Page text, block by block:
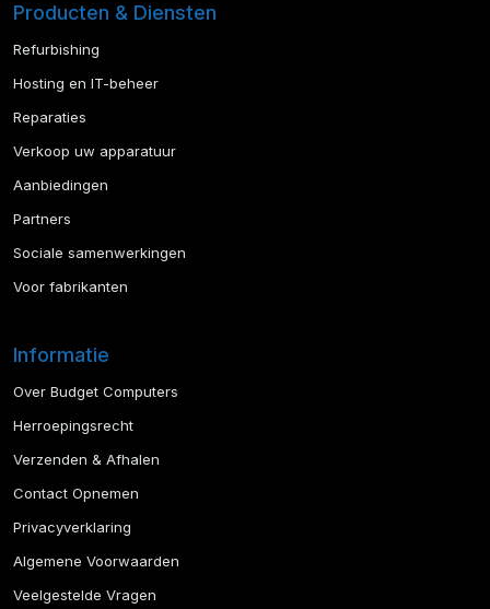
Producten & Diensten
Refurbishing
Hosting en IT-beheer
Reparaties
Verkoop uw apparatuur
Aanbiedingen
Partners
Sociale samenwerkingen
Voor fabrikanten
Informatie
Over Budget Computers
Herroepingsrecht
Verzenden & Afhalen
Contact Opnemen
Privacyverklaring
Algemene Voorwaarden
Veelgestelde Vragen